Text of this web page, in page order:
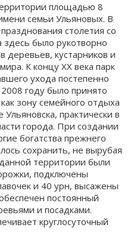
площадью 8
семьи Ульяновых. В
столетия со
было рукотворно
деревьев, кустарников и
К концу XX века парк
ухода постепенно
году было принято
зону семейного отдыха
практически в
города. При создании
богатства прежнего
сохранить, не вырубая
территории были
подключены
и 40 урн, высажены
постоянный
и посадками.
круглосуточный